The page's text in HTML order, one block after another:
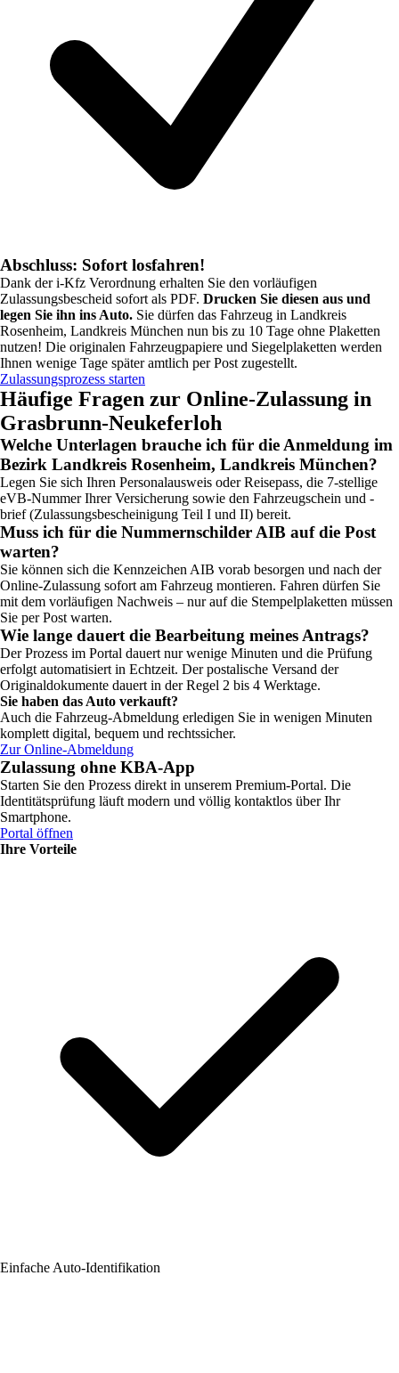
Abschluss: Sofort losfahren!
Dank der i-Kfz Verordnung erhalten Sie den vorläufigen
Zulassungsbescheid sofort als PDF. Drucken Sie diesen aus und
legen Sie ihn ins Auto. Sie dürfen das Fahrzeug in Landkreis
Rosenheim, Landkreis München nun bis zu 10 Tage ohne Plaketten
nutzen! Die originalen Fahrzeugpapiere und Siegelplaketten werden
Ihnen wenige Tage später amtlich per Post zugestellt.
Zulassungsprozess starten
Häufige Fragen zur Online-Zulassung in
Grasbrunn-Neukeferloh
Welche Unterlagen brauche ich für die Anmeldung im
Bezirk Landkreis Rosenheim, Landkreis München?
Legen Sie sich Ihren Personalausweis oder Reisepass, die 7-stellige
eVB-Nummer Ihrer Versicherung sowie den Fahrzeugschein und -
brief (Zulassungsbescheinigung Teil I und II) bereit.
Muss ich für die Nummernschilder AIB auf die Post
warten?
Sie können sich die Kennzeichen AIB vorab besorgen und nach der
Online-Zulassung sofort am Fahrzeug montieren. Fahren dürfen Sie
mit dem vorläufigen Nachweis – nur auf die Stempelplaketten müssen
Sie per Post warten.
Wie lange dauert die Bearbeitung meines Antrags?
Der Prozess im Portal dauert nur wenige Minuten und die Prüfung
erfolgt automatisiert in Echtzeit. Der postalische Versand der
Originaldokumente dauert in der Regel 2 bis 4 Werktage.
Sie haben das Auto verkauft?
Auch die Fahrzeug-Abmeldung erledigen Sie in wenigen Minuten
komplett digital, bequem und rechtssicher.
Zur Online-Abmeldung
Zulassung ohne KBA-App
Starten Sie den Prozess direkt in unserem Premium-Portal. Die
Identitätsprüfung läuft modern und völlig kontaktlos über Ihr
Smartphone.
Portal öffnen
Ihre Vorteile
Einfache Auto-Identifikation